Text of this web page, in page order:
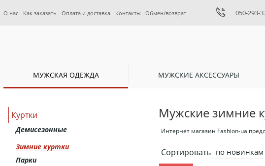
О нас Как заказать Оплата и доставка Контакты Обмен/возврат 050-293-
МУЖСКАЯ ОДЕЖДА МУЖСКИЕ АКСЕССУАРЫ
Куртки
Демисезонные
Зимние куртки
Парки
Мужские зимние
Интернет магазин Fashion-ua
Сортировать по новинкам